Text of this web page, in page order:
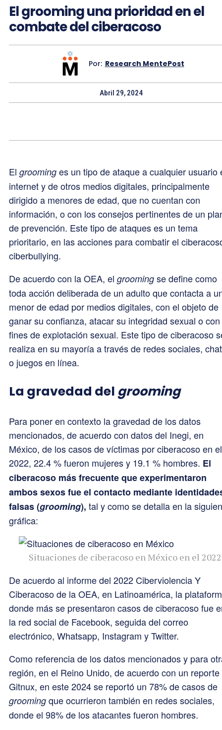
El grooming una prioridad en el
combate del ciberacoso
Por: Research MentePost
Abril 29, 2024
El grooming es un tipo de ataque a cualquier usuario
internet y de otros medios digitales, principalmente
dirigido a menores de edad, que no cuentan con
información, o con los consejos pertinentes de un
de prevención. Este tipo de ataques es un tema
prioritario, en las acciones para combatir el
ciberbullying.
De acuerdo con la OEA, el grooming se define como
toda acción deliberada de un adulto que contacta a
menor de edad por medios digitales, con el objeto de
ganar su confianza, atacar su integridad sexual o con
fines de explotación sexual. Este tipo de ciberacoso
realiza en su mayoría a través de redes sociales,
o juegos en línea.
La gravedad del grooming
Para poner en contexto la gravedad de los datos
mencionados, de acuerdo con datos del Inegi, en
México, de los casos de víctimas por ciberacoso en el
2022, 22.4 % fueron mujeres y 19.1 % hombres. El
ciberacoso más frecuente que experimentaron
ambos sexos fue el contacto mediante
falsas (grooming), tal y como se detalla en la
gráfica:
Situaciones de ciberacoso en México en el
De acuerdo al informe del 2022 Ciberviolencia Y
Ciberacoso de la OEA, en Latinoamérica, la
donde más se presentaron casos de ciberacoso fue
la red social de Facebook, seguida del correo
electrónico, Whatsapp, Instagram y Twitter.
Como referencia de los datos mencionados y para
región, en el Reino Unido, de acuerdo con un reporte
Gitnux, en este 2024 se reportó un 78% de casos de
grooming que ocurrieron también en redes sociales,
donde el 98% de los atacantes fueron hombres.